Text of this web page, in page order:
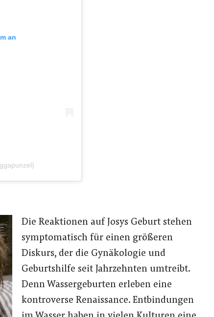
an
Die Reaktionen auf Josys Geburt stehen
symptomatisch für einen größeren
Diskurs, der die Gynäkologie und
Geburtshilfe seit Jahrzehnten umtreibt.
Denn Wassergeburten erleben eine
kontroverse Renaissance. Entbindungen